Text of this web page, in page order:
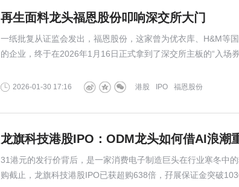
再生面料龙头福恩股份叩响深交所大门
一纸批复从证监会发出，福恩股份，这家曾为优衣库、H&M等
的企业，终于在2026年1月16日正式拿到了深交所主板的“入场券
2026-01-30 17:16 福恩股份
IPO
港股
龙旗科技港股IPO：ODM龙头如何借AI浪潮
31港元的发行价背后，是一家消费电子制造巨头在行业寒冬中
购截止，龙旗科技港股IPO已获超购638倍，孖展保证金突破